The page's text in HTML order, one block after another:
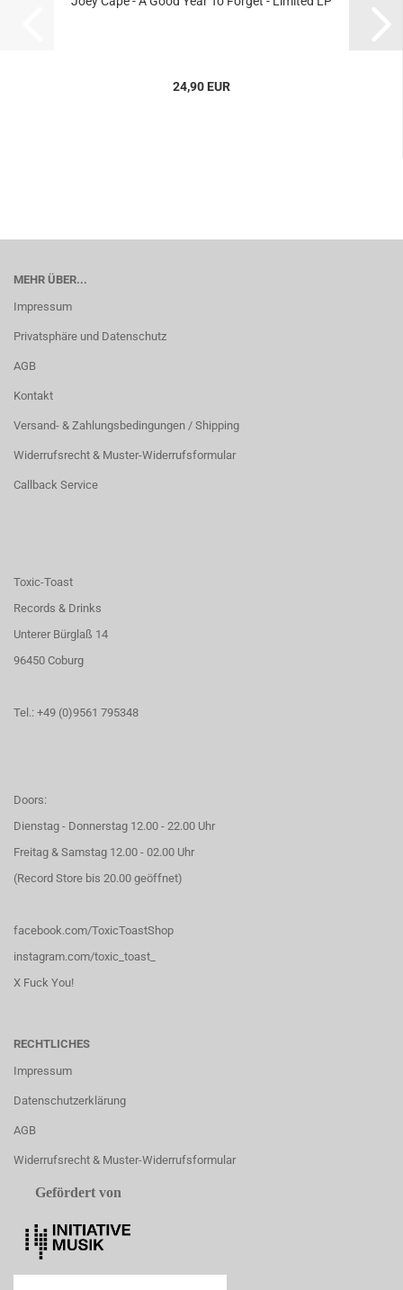
24,90 EUR
MEHR ÜBER...
Impressum
Privatsphäre und Datenschutz
AGB
Kontakt
Versand- & Zahlungsbedingungen / Shipping
Widerrufsrecht & Muster-Widerrufsformular
Callback Service
Toxic-Toast
Records & Drinks
Unterer Bürglaß 14
96450 Coburg
Tel.: +49 (0)9561 795348
Doors:
Dienstag - Donnerstag 12.00 - 22.00 Uhr
Freitag & Samstag 12.00 - 02.00 Uhr
(Record Store bis 20.00 geöffnet)
facebook.com/ToxicToastShop
instagram.com/toxic_toast_
X Fuck You!
RECHTLICHES
Impressum
Datenschutzerklärung
AGB
Widerrufsrecht & Muster-Widerrufsformular
Gefördert von